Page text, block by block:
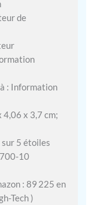
de
: Information
4,06 x 3,7 cm;
5 étoiles
10
: 89 225 en
Tech )